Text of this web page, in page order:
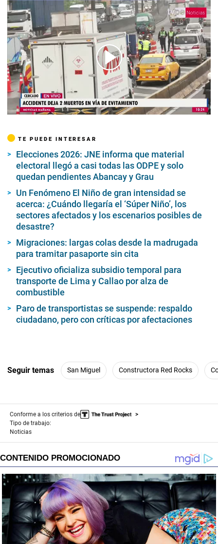
00:00/02:49
TE PUEDE INTERESAR
Elecciones 2026: JNE informa que material
electoral llegó a casi todas las ODPE y solo
quedan pendientes Abancay y Grau
Un Fenómeno El Niño de gran intensidad se
acerca: ¿Cuándo llegaría el ‘Súper Niño’, los
sectores afectados y los escenarios posibles de
desastre?
Migraciones: largas colas desde la madrugada
para tramitar pasaporte sin cita
Ejecutivo oficializa subsidio temporal para
transporte de Lima y Callao por alza de
combustible
Paro de transportistas se suspende: respaldo
ciudadano, pero con críticas por afectaciones
Seguir temas San Miguel Constructora Red Rocks
Conforme a los criterios de
Tipo de trabajo:
Noticias